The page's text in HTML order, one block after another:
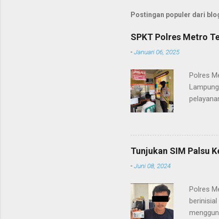
Postingan populer dari
SPKT Polres Metro
-Januari 06, 2025
Polres
Heri
pidana,
Tunjukan SIM Palsu
-Juni 08, 2024
Polres
berinisial